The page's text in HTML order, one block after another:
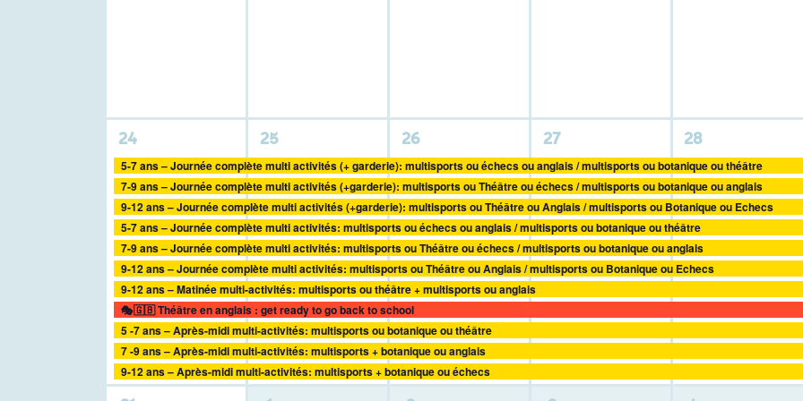
11
activités,
24
5-7 ans – Journée complète multi activités (+ garderie): multisports ou échecs ou anglais / multisports ou botanique ou théâtre
7-9 ans – Journée complète multi activités (+garderie): multisports ou Théâtre ou échecs / multisports ou botanique ou anglais
9-12 ans – Journée complète multi activités (+garderie): multisports ou Théâtre ou Anglais / multisports ou Botanique ou Echecs
5-7 ans – Journée complète multi activités: multisports ou échecs ou anglais / multisports ou botanique ou théâtre
7-9 ans – Journée complète multi activités: multisports ou Théâtre ou échecs / multisports ou botanique ou anglais
9-12 ans – Journée complète multi activités: multisports ou Théâtre ou Anglais / multisports ou Botanique ou Echecs
9-12 ans – Matinée multi-activités: multisports ou théâtre + multisports ou anglais
🎭🇬🇧 Théâtre en anglais : get ready to go back to school
5 -7 ans – Après-midi multi-activités: multisports ou botanique ou théâtre
7 -9 ans – Après-midi multi-activités: multisports + botanique ou anglais
9-12 ans – Après-midi multi-activités: multisports + botanique ou échecs
11
activités,
25
11
activités,
26
11
activités,
27
11
activités,
28